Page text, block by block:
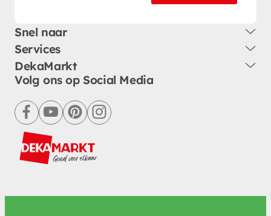
Snel naar
Services
DekaMarkt
Volg ons op Social Media
facebookyoutubepinterestinstagram